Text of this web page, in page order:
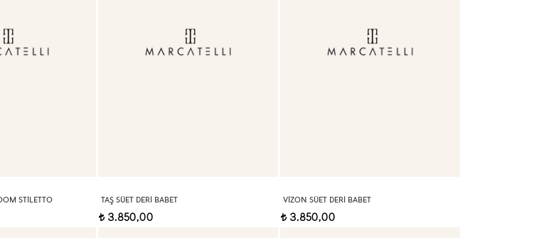
STILETTO TAŞ SÜET DERI BABET
t3.850,00
VIZON SÜET DERI BABET
t3.850,00